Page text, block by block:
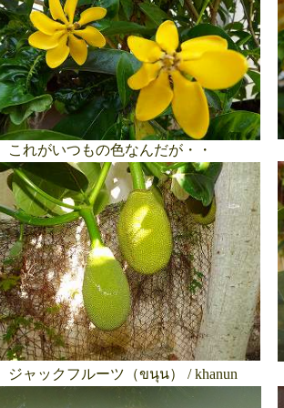
これがいつもの色なんだが・・
ジャックフルーツ（ขนุน） / khanun